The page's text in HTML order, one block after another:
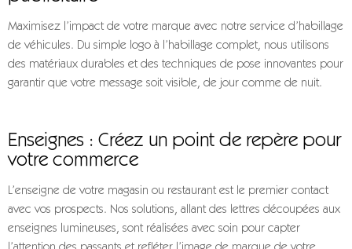
Maximisez l’impact de votre marque avec notre service d’habillage
de véhicules. Du simple logo à l’habillage complet, nous utilisons
des matériaux durables et des techniques de pose innovantes pour
garantir que votre message soit visible, de jour comme de nuit.
Enseignes : Créez un point de repère pour
votre commerce
L’enseigne de votre magasin ou restaurant est le premier contact
avec vos prospects. Nos solutions, allant des lettres découpées aux
enseignes lumineuses, sont réalisées avec soin pour capter